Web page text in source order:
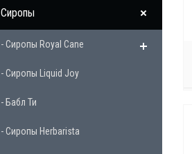
Сиропы
- Сиропы Royal Cane
- Сиропы Liquid Joy
- Бабл Ти
- Сиропы Herbarista